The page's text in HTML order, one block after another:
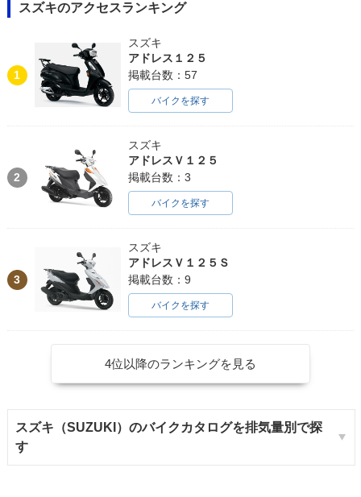
スズキのアクセスランキング
1
スズキ
アドレス１２５
掲載台数：57
バイクを探す
2
スズキ
アドレスＶ１２５
掲載台数：3
バイクを探す
3
スズキ
アドレスＶ１２５Ｓ
掲載台数：9
バイクを探す
4位以降のランキングを見る
スズキ（SUZUKI）のバイクカタログを排気量別で探
す